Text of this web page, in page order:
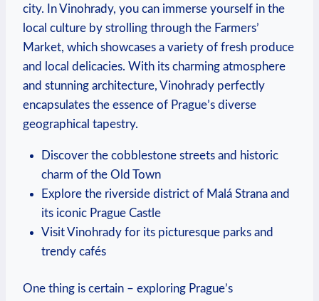
city. In Vinohrady, you ⁣can ⁣immerse yourself in ⁣the
local culture​ by strolling through the Farmers’
⁣Market, ⁣which showcases​ a variety of ⁣fresh produce
‍and local delicacies. With its charming atmosphere⁣
and stunning architecture, Vinohrady perfectly⁣
encapsulates⁤ the⁣ essence of Prague’s diverse‌
geographical tapestry.
Discover the cobblestone⁢ streets and historic
⁣charm of the ‍Old Town
Explore the riverside district of⁢ Malá Strana and
its ​iconic Prague Castle
Visit ​Vinohrady for​ its picturesque parks and
trendy⁣ cafés
One thing is certain ⁣– exploring ⁤Prague’s